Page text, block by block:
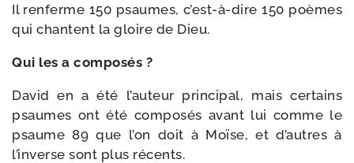
Il ren­ferme 150 psaumes, c’est-à-dire 150 poèmes
qui chantent la gloire de Dieu.
Qui les a composés ?
David en a été l’auteur prin­ci­pal, mais cer­tains
psaumes ont été com­po­sés avant lui comme le
psaume 89 que l’on doit à Moïse, et d’autres à
l’inverse sont plus récents.